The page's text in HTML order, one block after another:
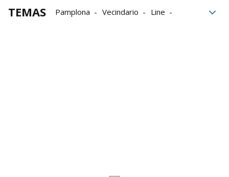
TEMAS Pamplona Vecindario
Line